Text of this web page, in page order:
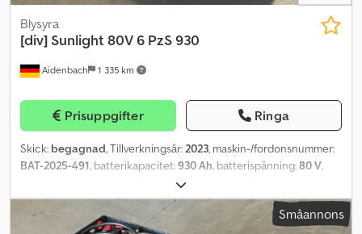
Aidenbach 1 335 km
Blysyra
[div] Sunlight 80V 6 PzS 930
Prisuppgifter Ringa
Skick: begagnad, Tillverkningsår:2023, maskin-/fordonsnummer:
BAT-2025-491, batterikapacitet:930 Ah, batterispänning:80 V,
motortyp: ej definierad, tillverkare: diverse Dodpfxjw Eqn Ae Afnjck
Småannons